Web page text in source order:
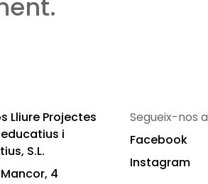
Lliure Projectes
i
S.L.
4
Segueix-nos a
Facebook
Instagram